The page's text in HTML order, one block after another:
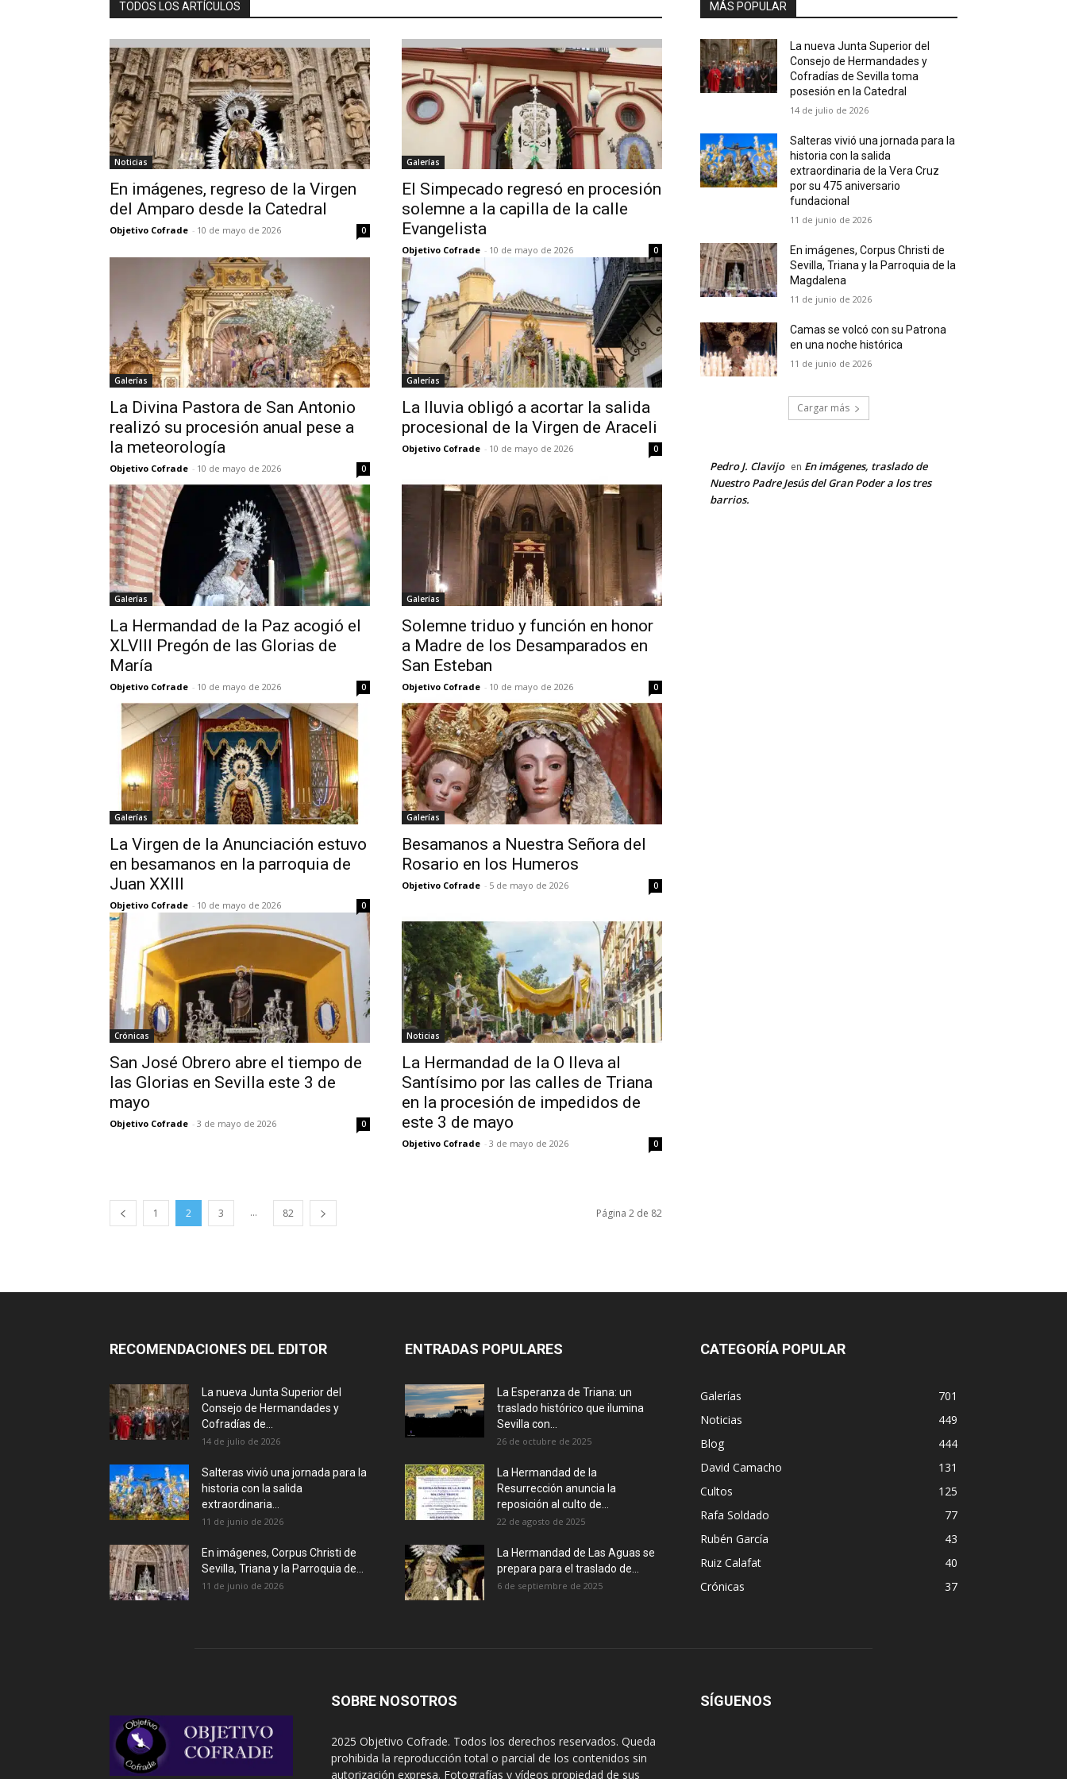
TODOS LOS ARTÍCULOS
Noticias
En imágenes, regreso de la Virgen
del Amparo desde la Catedral
Objetivo Cofrade - 10 de mayo de 2026 0
Galerías
El Simpecado regresó en procesión
solemne a la capilla de la calle
Evangelista
Objetivo Cofrade - 10 de mayo de 2026 0
Galerías
La Divina Pastora de San Antonio
realizó su procesión anual pese a
la meteorología
Objetivo Cofrade - 10 de mayo de 2026 0
Galerías
La lluvia obligó a acortar la salida
procesional de la Virgen de Araceli
Objetivo Cofrade - 10 de mayo de 2026 0
Galerías
La Hermandad de la Paz acogió el
XLVIII Pregón de las Glorias de
María
Objetivo Cofrade - 10 de mayo de 2026 0
Galerías
Solemne triduo y función en honor
a Madre de los Desamparados en
San Esteban
Objetivo Cofrade - 10 de mayo de 2026 0
Galerías
La Virgen de la Anunciación estuvo
en besamanos en la parroquia de
Juan XXIII
Objetivo Cofrade - 10 de mayo de 2026 0
Galerías
Besamanos a Nuestra Señora del
Rosario en los Humeros
Objetivo Cofrade - 5 de mayo de 2026 0
Crónicas
San José Obrero abre el tiempo de
las Glorias en Sevilla este 3 de
mayo
Objetivo Cofrade - 3 de mayo de 2026 0
Noticias
La Hermandad de la O lleva al
Santísimo por las calles de Triana
en la procesión de impedidos de
este 3 de mayo
Objetivo Cofrade - 3 de mayo de 2026 0
1 2 3 ... 82 Página 2 de 82
MÁS POPULAR
La nueva Junta Superior del
Consejo de Hermandades y
Cofradías de Sevilla toma
posesión en la Catedral
14 de julio de 2026
Salteras vivió una jornada para la
historia con la salida
extraordinaria de la Vera Cruz
por su 475 aniversario
fundacional
11 de junio de 2026
En imágenes, Corpus Christi de
Sevilla, Triana y la Parroquia de la
Magdalena
11 de junio de 2026
Camas se volcó con su Patrona
en una noche histórica
11 de junio de 2026
Cargar más
Pedro J. Clavijo en En imágenes, traslado de
Nuestro Padre Jesús del Gran Poder a los tres
barrios.
RECOMENDACIONES DEL EDITOR
La nueva Junta Superior del
Consejo de Hermandades y
Cofradías de...
14 de julio de 2026
Salteras vivió una jornada para la
historia con la salida
extraordinaria...
11 de junio de 2026
En imágenes, Corpus Christi de
Sevilla, Triana y la Parroquia de...
11 de junio de 2026
ENTRADAS POPULARES
La Esperanza de Triana: un
traslado histórico que ilumina
Sevilla con...
26 de octubre de 2025
La Hermandad de la
Resurrección anuncia la
reposición al culto de...
22 de agosto de 2025
La Hermandad de Las Aguas se
prepara para el traslado de...
6 de septiembre de 2025
CATEGORÍA POPULAR
Galerías
701
Noticias
449
Blog
444
David Camacho
131
Cultos
125
Rafa Soldado
77
Rubén García
43
Ruiz Calafat
40
Crónicas
37
SOBRE NOSOTROS
2025 Objetivo Cofrade. Todos los derechos reservados. Queda
prohibida la reproducción total o parcial de los contenidos sin
autorización expresa. Fotografías y vídeos propiedad de sus
SÍGUENOS